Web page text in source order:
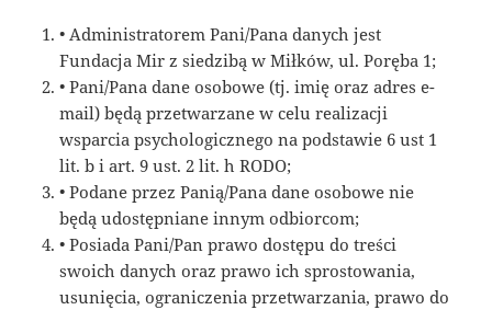
• Administratorem Pani/Pana danych jest
Fundacja Mir z siedzibą w Miłków, ul. Poręba 1;
• Pani/Pana dane osobowe (tj. imię oraz adres e-
mail) będą przetwarzane w celu realizacji
wsparcia psychologicznego na podstawie 6 ust 1
lit. b i art. 9 ust. 2 lit. h RODO;
• Podane przez Panią/Pana dane osobowe nie
będą udostępniane innym odbiorcom;
• Posiada Pani/Pan prawo dostępu do treści
swoich danych oraz prawo ich sprostowania,
usunięcia, ograniczenia przetwarzania, prawo do